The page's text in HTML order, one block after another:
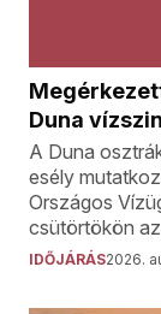
Duna
A Duna
esély
Országos
csütörtökön
IDŐJÁRÁS2026.